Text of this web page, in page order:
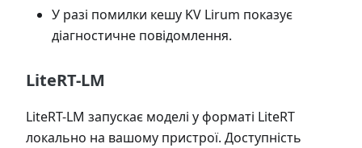
У разі помилки кешу KV Lirum показує
діагностичне повідомлення.
LiteRT-LM
LiteRT-LM запускає моделі у форматі LiteRT
локально на вашому пристрої. Доступність